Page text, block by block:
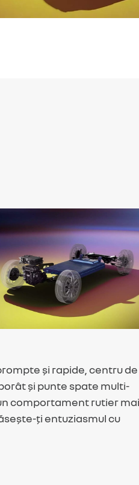
și rapide, centru de
și punte spate multi-
comportament rutier mai
ți entuziasmul cu